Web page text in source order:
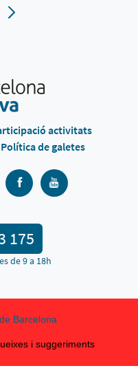
activitats
Política de galetes
175
de 9 a 18h
i suggeriments